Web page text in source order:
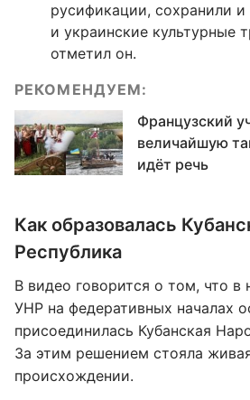
русификации, сохранили и
и украинские культурные
отметил он.
РЕКОМЕНДУЕМ:
Французский
величайшую
идёт речь
Как образовалась
Республика
В видео говорится о том, что в
УНР на федеративных началах
присоединилась Кубанская
За этим решением стояла
происхождении.